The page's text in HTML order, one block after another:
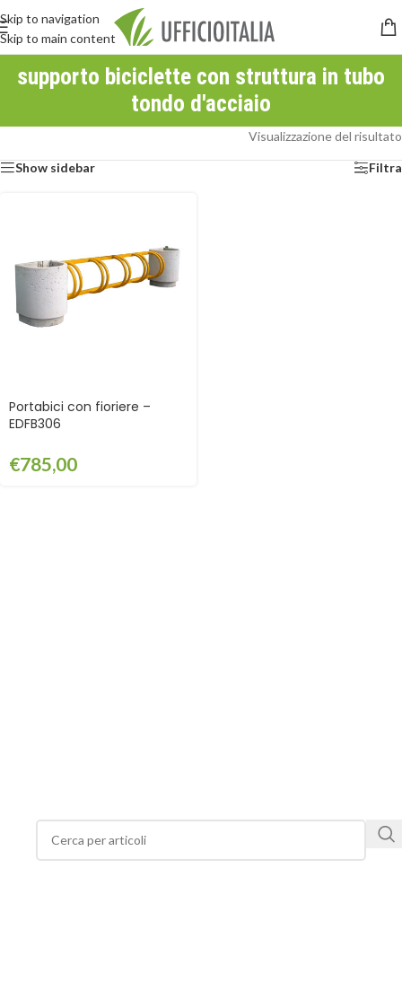
Skip to navigation
Skip to main content
supporto biciclette con struttura in tubo
tondo d'acciaio
Visualizzazione del risultato
Show sidebar Filtra
Portabici con fioriere –
EDFB306
€785,00